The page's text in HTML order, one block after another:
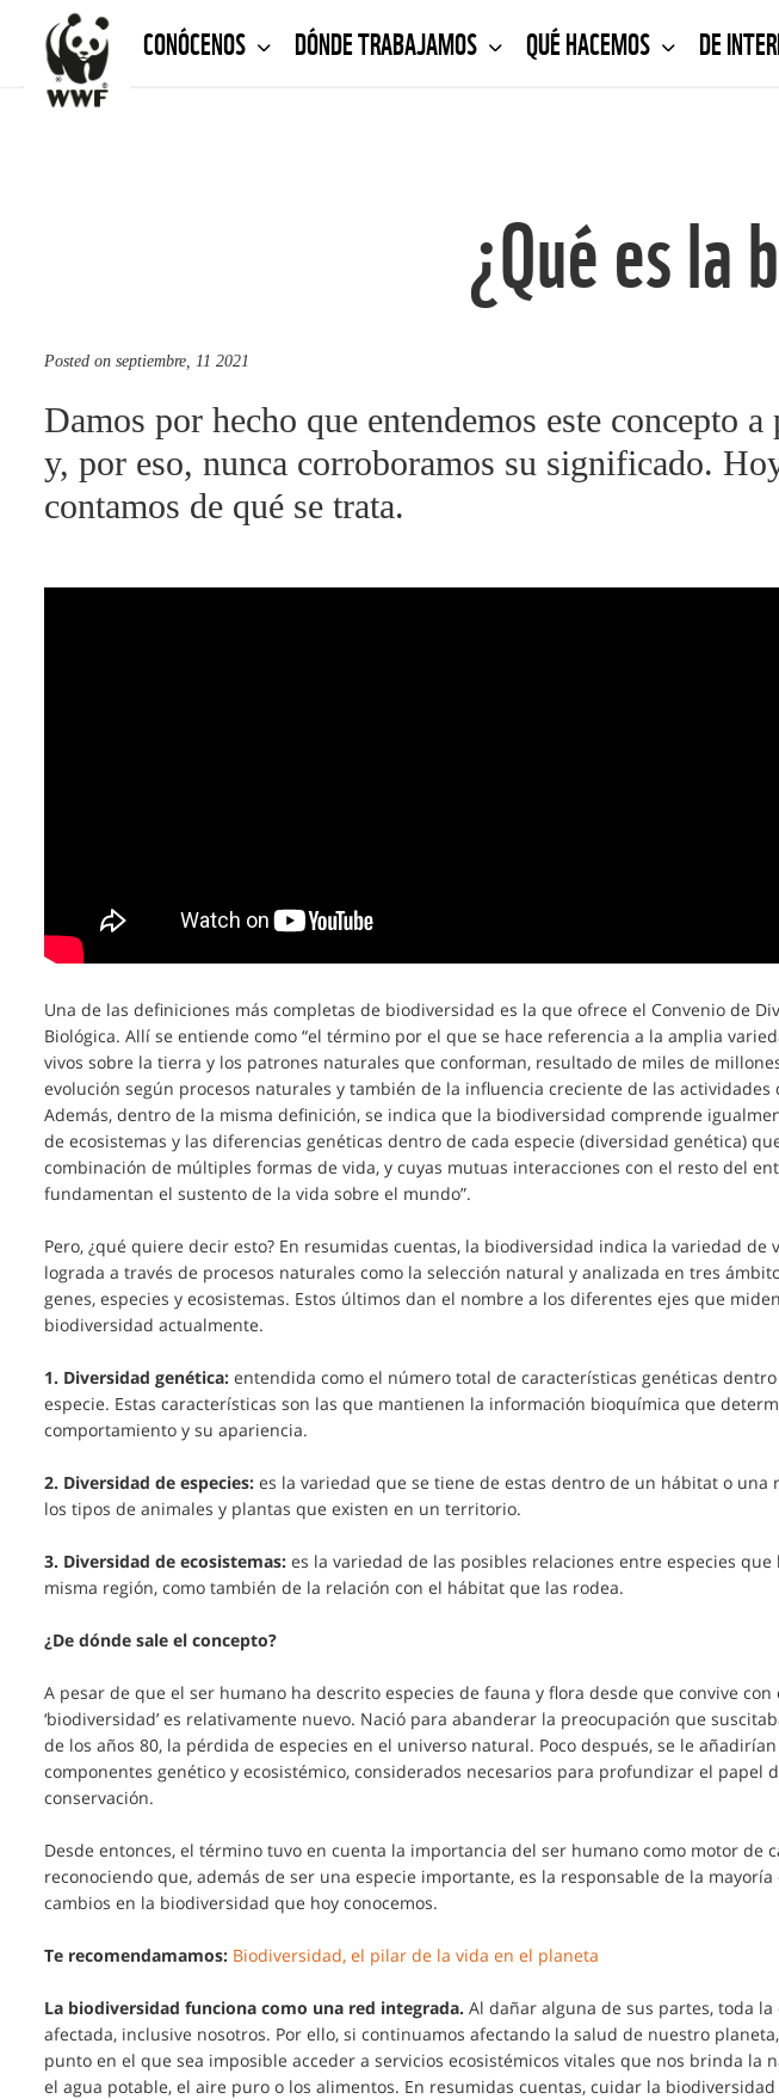
CONÓCENOS DÓNDE TRABAJAMOS QUÉ HACEMOS DE
¿Qué es la
Posted on septiembre, 11 2021
Damos por hecho que entendemos este concepto a
y, por eso, nunca corroboramos su significado.
contamos de qué se trata.
Una de las definiciones más completas de biodiversidad es la que ofrece el Convenio de
Biológica. Allí se entiende como “el término por el que se hace referencia a la amplia
vivos sobre la tierra y los patrones naturales que conforman, resultado de miles de
evolución según procesos naturales y también de la influencia creciente de las actividades
Además, dentro de la misma definición, se indica que la biodiversidad comprende
de ecosistemas y las diferencias genéticas dentro de cada especie (diversidad genética)
combinación de múltiples formas de vida, y cuyas mutuas interacciones con el resto del
fundamentan el sustento de la vida sobre el mundo”.
Pero, ¿qué quiere decir esto? En resumidas cuentas, la biodiversidad indica la variedad de
lograda a través de procesos naturales como la selección natural y analizada en tres
genes, especies y ecosistemas. Estos últimos dan el nombre a los diferentes ejes que
biodiversidad actualmente.
1. Diversidad genética: entendida como el número total de características genéticas dentro
especie. Estas características son las que mantienen la información bioquímica que
comportamiento y su apariencia.
2. Diversidad de especies: es la variedad que se tiene de estas dentro de un hábitat o una
los tipos de animales y plantas que existen en un territorio.
3. Diversidad de ecosistemas: es la variedad de las posibles relaciones entre especies
misma región, como también de la relación con el hábitat que las rodea.
¿De dónde sale el concepto?
A pesar de que el ser humano ha descrito especies de fauna y flora desde que convive
‘biodiversidad’ es relativamente nuevo. Nació para abanderar la preocupación que
de los años 80, la pérdida de especies en el universo natural. Poco después, se le
componentes genético y ecosistémico, considerados necesarios para profundizar el papel
conservación.
Desde entonces, el término tuvo en cuenta la importancia del ser humano como motor de
reconociendo que, además de ser una especie importante, es la responsable de la mayoría
cambios en la biodiversidad que hoy conocemos.
Te recomendamamos: Biodiversidad, el pilar de la vida en el planeta
La biodiversidad funciona como una red integrada. Al dañar alguna de sus partes, toda la
afectada, inclusive nosotros. Por ello, si continuamos afectando la salud de nuestro
punto en el que sea imposible acceder a servicios ecosistémicos vitales que nos brinda la
el agua potable, el aire puro o los alimentos. En resumidas cuentas, cuidar la